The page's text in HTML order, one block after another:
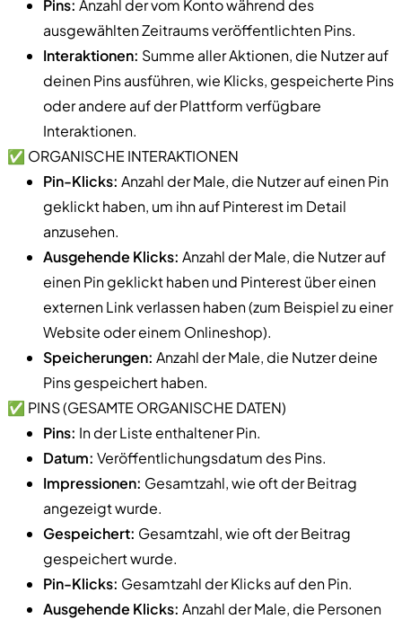
Pins: Anzahl der vom Konto während des
ausgewählten Zeitraums veröffentlichten Pins.
Interaktionen: Summe aller Aktionen, die Nutzer auf
deinen Pins ausführen, wie Klicks, gespeicherte Pins
oder andere auf der Plattform verfügbare
Interaktionen.
✅ ORGANISCHE INTERAKTIONEN
Pin-Klicks: Anzahl der Male, die Nutzer auf einen Pin
geklickt haben, um ihn auf Pinterest im Detail
anzusehen.
Ausgehende Klicks: Anzahl der Male, die Nutzer auf
einen Pin geklickt haben und Pinterest über einen
externen Link verlassen haben (zum Beispiel zu einer
Website oder einem Onlineshop).
Speicherungen: Anzahl der Male, die Nutzer deine
Pins gespeichert haben.
✅ PINS (GESAMTE ORGANISCHE DATEN)
Pins: In der Liste enthaltener Pin.
Datum: Veröffentlichungsdatum des Pins.
Impressionen: Gesamtzahl, wie oft der Beitrag
angezeigt wurde.
Gespeichert: Gesamtzahl, wie oft der Beitrag
gespeichert wurde.
Pin-Klicks: Gesamtzahl der Klicks auf den Pin.
Ausgehende Klicks: Anzahl der Male, die Personen